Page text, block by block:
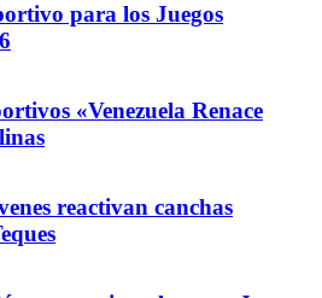
para los Juegos
«Venezuela Renace
reactivan canchas